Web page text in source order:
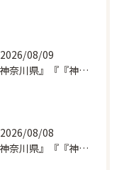
2026/08/09
『神奈川県』『『神奈川県』『綾瀬市』『海老名市』『美容室』
2026/08/08
『神奈川県』『『神奈川県』『綾瀬市』『海老名市』『美容室』